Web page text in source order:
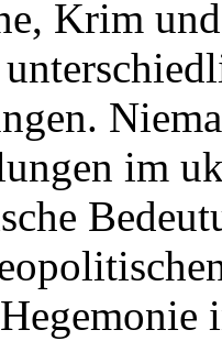
Krim
im